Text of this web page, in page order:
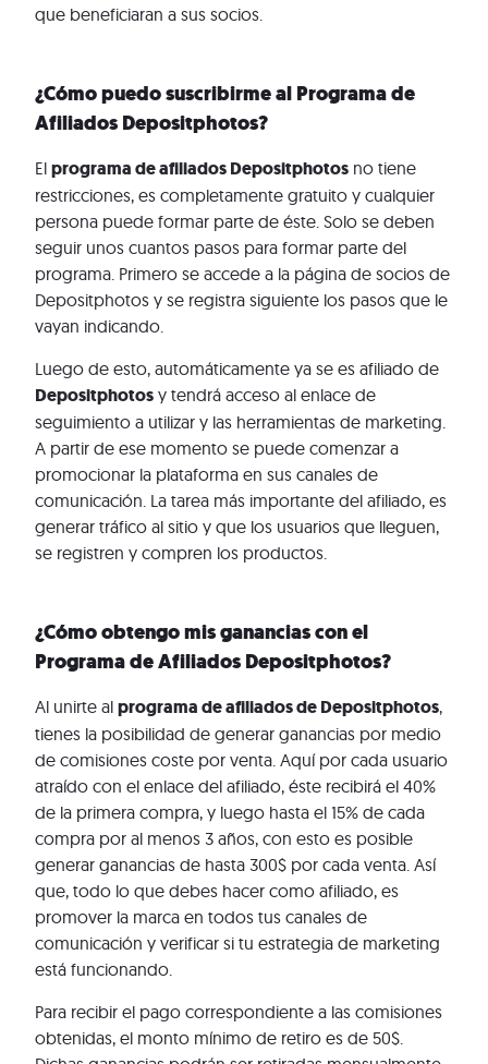
que beneficiaran a sus socios.
¿Cómo puedo suscribirme al Programa de
Afiliados Depositphotos?
El programa de afiliados Depositphotos no tiene
restricciones, es completamente gratuito y cualquier
persona puede formar parte de éste. Solo se deben
seguir unos cuantos pasos para formar parte del
programa. Primero se accede a la página de socios de
Depositphotos y se registra siguiente los pasos que le
vayan indicando.
Luego de esto, automáticamente ya se es afiliado de
Depositphotos y tendrá acceso al enlace de
seguimiento a utilizar y las herramientas de marketing.
A partir de ese momento se puede comenzar a
promocionar la plataforma en sus canales de
comunicación. La tarea más importante del afiliado, es
generar tráfico al sitio y que los usuarios que lleguen,
se registren y compren los productos.
¿Cómo obtengo mis ganancias con el
Programa de Afiliados Depositphotos?
Al unirte al programa de afiliados de Depositphotos,
tienes la posibilidad de generar ganancias por medio
de comisiones coste por venta. Aquí por cada usuario
atraído con el enlace del afiliado, éste recibirá el 40%
de la primera compra, y luego hasta el 15% de cada
compra por al menos 3 años, con esto es posible
generar ganancias de hasta 300$ por cada venta. Así
que, todo lo que debes hacer como afiliado, es
promover la marca en todos tus canales de
comunicación y verificar si tu estrategia de marketing
está funcionando.
Para recibir el pago correspondiente a las comisiones
obtenidas, el monto mínimo de retiro es de 50$.